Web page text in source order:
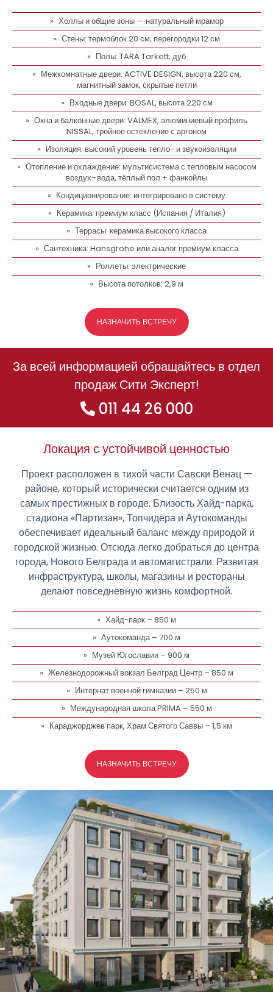
Холлы и общие зоны — натуральный мрамор
Стены: термоблок 20 см, перегородки 12 см
Полы: TARA Tarkett, дуб
Межкомнатные двери: ACTIVE DESIGN, высота 220 см,
магнитный замок, скрытые петли
Входные двери: BOSAL, высота 220 см
Окна и балконные двери: VALMEX, алюминиевый профиль
NISSAL, тройное остекление с аргоном
Изоляция: высокий уровень тепло- и звукоизоляции
Отопление и охлаждение: мультисистема с тепловым насосом
воздух–вода, тёплый пол + фанкойлы
Кондиционирование: интегрировано в систему
Керамика: премиум класс (Испания / Италия)
Террасы: керамика высокого класса
Сантехника: Hansgrohe или аналог премиум класса
Роллеты: электрические
Высота потолков: 2,9 м
НАЗНАЧИТЬ ВСТРЕЧУ
За всей информацией обращайтесь в отдел
продаж Сити Эксперт!
011 44 26 000
Локация с устойчивой ценностью
Проект расположен в тихой части Савски Венац —
районе, который исторически считается одним из
самых престижных в городе. Близость Хайд-парка,
стадиона «Партизан», Топчидера и Аутокоманды
обеспечивает идеальный баланс между природой и
городской жизнью. Отсюда легко добраться до центра
города, Нового Белграда и автомагистрали. Развитая
инфраструктура, школы, магазины и рестораны
делают повседневную жизнь комфортной.
Хайд-парк – 850 м
Аутокоманда – 700 м
Музей Югославии – 900 м
Железнодорожный вокзал Белград Центр – 850 м
Интернат военной гимназии – 250 м
Международная школа PRIMA – 550 м
Караджорджев парк, Храм Святого Саввы – 1,5 км
НАЗНАЧИТЬ ВСТРЕЧУ